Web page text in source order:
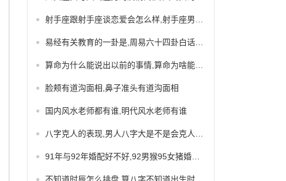
脸颊有道沟面相,鼻子准头有道沟面相
国内风水老师都有谁,明代风水老师有谁